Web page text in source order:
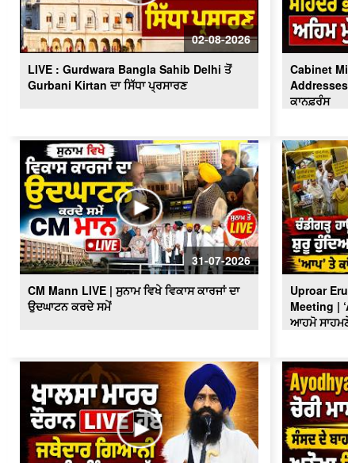
02-08-2026
LIVE : Gurdwara Bangla Sahib Delhi ਤੋਂ
Gurbani Kirtan ਦਾ ਸਿੱਧਾ ਪ੍ਰਸਾਰਣ
Cabinet
ਕਾਨਫ਼ਰੰਸ
31-07-2026
CM Mann LIVE | ਸੁਨਾਮ ਵਿਖੇ ਵਿਕਾਸ ਕਾਰਜਾਂ ਦਾ
ਉਦਘਾਟਨ ਕਰਦੇ ਸਮੇਂ
Uproar
Meeting |
ਆਹਮੋ